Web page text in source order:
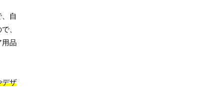
自
、
用品
デザ